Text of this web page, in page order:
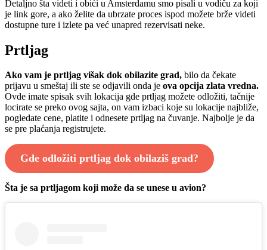
Detaljno šta videti i obići u Amsterdamu smo pisali u vodiču za koji
je link gore, a ako želite da ubrzate proces ispod možete brže videti
dostupne ture i izlete pa već unapred rezervisati neke.
Prtljag
Ako vam je prtljag višak dok obilazite grad, bilo da čekate
prijavu u smeštaj ili ste se odjavili onda je ova opcija zlata vredna.
Ovde imate spisak svih lokacija gde prtljag možete odložiti, tačnije
locirate se preko ovog sajta, on vam izbaci koje su lokacije najbliže,
pogledate cene, platite i odnesete prtljag na čuvanje. Najbolje je da
se pre plaćanja registrujete.
Gde odložiti prtljag dok obilaziš grad?
Šta je sa prtljagom koji može da se unese u avion?